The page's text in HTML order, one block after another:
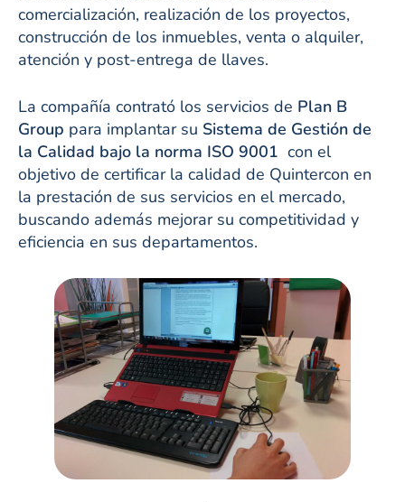
comercialización, realización de los proyectos,
construcción de los inmuebles, venta o alquiler,
atención y post-entrega de llaves.
La compañía contrató los servicios de Plan B
Group para implantar su Sistema de Gestión de
la Calidad bajo la norma ISO 9001 con el
objetivo de certificar la calidad de Quintercon en
la prestación de sus servicios en el mercado,
buscando además mejorar su competitividad y
eficiencia en sus departamentos.